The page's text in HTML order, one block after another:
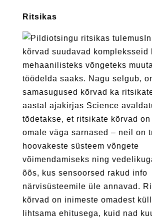
Ritsikas
kõrvad suudavad kompleksseid
mehaanilisteks võngeteks
töödelda saaks. Nagu selgub,
samasugused kõrvad ka
aastal ajakirjas Science
tõdetakse, et ritsikate kõrvad
omale väga sarnased – neil on
hoovakeste süsteem võngete
võimendamiseks ning
õõs, kus sensoorsed rakud info
närvisüsteemile üle annavad.
kõrvad on inimeste omadest
lihtsama ehitusega, kuid nad